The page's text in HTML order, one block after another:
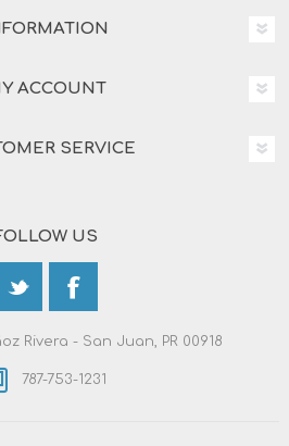
ACCOUNT
SERVICE
US
Rivera - San Juan, PR 00918
787-753-1231